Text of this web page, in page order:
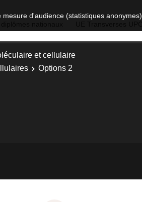
d'audience (statistiques anonymes).
et cellulaire
Options 2